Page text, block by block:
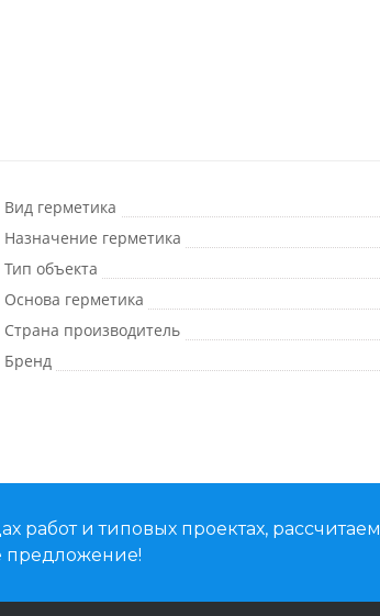
Вид герметика
Назначение герметика
Тип объекта
Основа герметика
Страна производитель
Бренд
работ и типовых проектах, рассчитаем
предложение!